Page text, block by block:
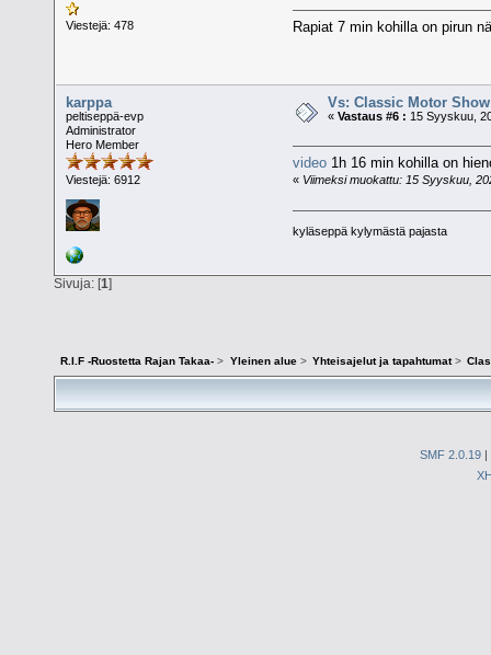
Viestejä: 478 Rapiat 7 min kohilla on pirun
karppa
peltiseppä-evp
Administrator
Hero Member
Viestejä: 6912
Vs: Classic Motor Show
«Vastaus #6 : 15 Syyskuu,
video1h 16 min kohilla on
« Viimeksi muokattu: 15 Syyskuu,
kyläseppä kylymästä pajasta
Sivuja: [1]
R.I.F -Ruostetta Rajan Takaa- > Yleinen alue> Yhteisajelut ja tapahtumat>
SMF 2.0.19 |